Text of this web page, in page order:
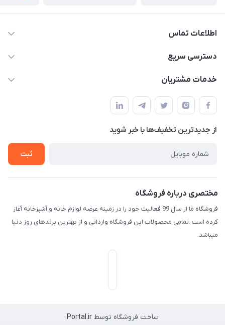
اطلاعات تماس
09165044753
دسترسی سریع
حساب کاربری
لیست محصولات
درباره ما
خدمات مشتریان
قوانین و مقررات
حریم خصوصی
راهنما
از جدید‌ترین تخفیف‌ها با‌ خبر شوید
ثبت
مختصری درباره فروشگاه
فروشگاه ما از سال 99 فعالیت خود را در زمینه عرضه لوازم خانه و آشپزخانه آغاز
کرده است .تمامی محصولات این فروشگاه وارداتی و از بهترین برندهای روز دنیا
میباشد.
ساخت فروشگاه توسطPortal.ir